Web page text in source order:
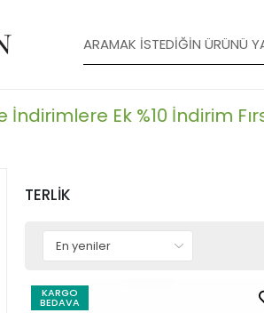
Ek %10 İndirim Fırsatı!
TERLİK
KARGO
BEDAVA